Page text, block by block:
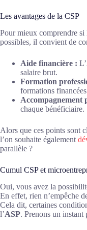
Les avantages de la CSP
Pour mieux comprendre si
possibles, il convient de
Aide financière :
salaire brut.
Formation
formations
Accompagnement
chaque bénéficiaire.
Alors que ces points sont
l’on souhaite également
parallèle ?
Cumul CSP et
Oui, vous avez la
En effet, rien n’empêche
Cela dit, certaines
l’ASP. Prenons un instant